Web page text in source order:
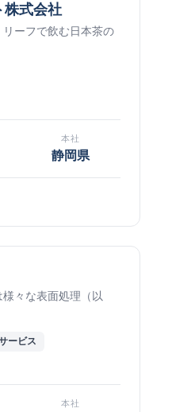
株式会社
ーフで飲む日本茶の
本社
静岡県
々な表面処理（以
ービス
本社